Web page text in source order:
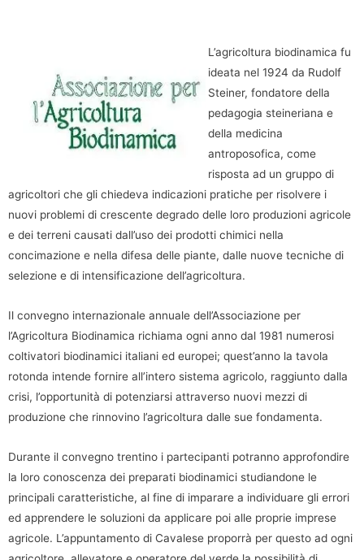
L’agricoltura biodinamica fu
ideata nel 1924 da Rudolf
Steiner, fondatore della
pedagogia steineriana e
della medicina
antroposofica, come
risposta ad un gruppo di
agricoltori che gli chiedeva indicazioni pratiche per risolvere i
nuovi problemi di crescente degrado delle loro produzioni agricole
e dei terreni causati dall’uso dei prodotti chimici nella
concimazione e nella difesa delle piante, dalle nuove tecniche di
selezione e di intensificazione dell’agricoltura.
Il convegno internazionale annuale dell’Associazione per
l’Agricoltura Biodinamica richiama ogni anno dal 1981 numerosi
coltivatori biodinamici italiani ed europei; quest’anno la tavola
rotonda intende fornire all’intero sistema agricolo, raggiunto dalla
crisi, l’opportunità di potenziarsi attraverso nuovi mezzi di
produzione che rinnovino l’agricoltura dalle sue fondamenta.
Durante il convegno trentino i partecipanti potranno approfondire
la loro conoscenza dei preparati biodinamici studiandone le
principali caratteristiche, al fine di imparare a individuare gli errori
ed apprendere le soluzioni da applicare poi alle proprie imprese
agricole. L’appuntamento di Cavalese proporrà per questo ad ogni